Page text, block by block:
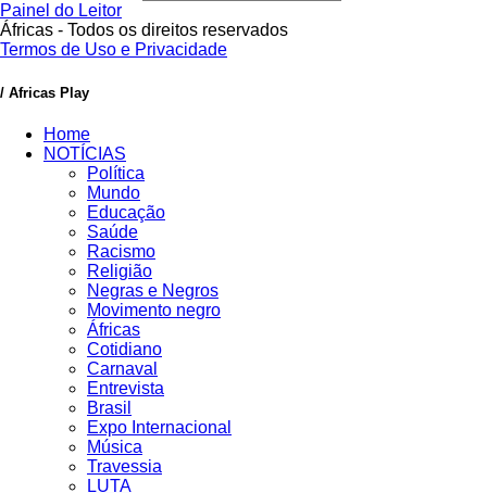
Painel do Leitor
Áfricas - Todos os direitos reservados
Termos de Uso e Privacidade
/ Africas Play
Home
NOTÍCIAS
Política
Mundo
Educação
Saúde
Racismo
Religião
Negras e Negros
Movimento negro
Áfricas
Cotidiano
Carnaval
Entrevista
Brasil
Expo Internacional
Música
Travessia
LUTA